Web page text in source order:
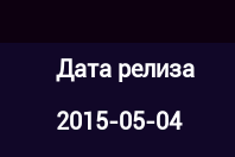
Дата релиза
2015-05-04